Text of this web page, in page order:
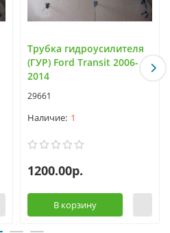
Трубка гидроусилителя
(ГУР) Ford Transit 2006-
2014
29661
1
1200.00р.
В корзину